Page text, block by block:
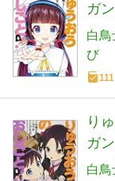
ガ
白鳥
び
111
り
ガ
白鳥